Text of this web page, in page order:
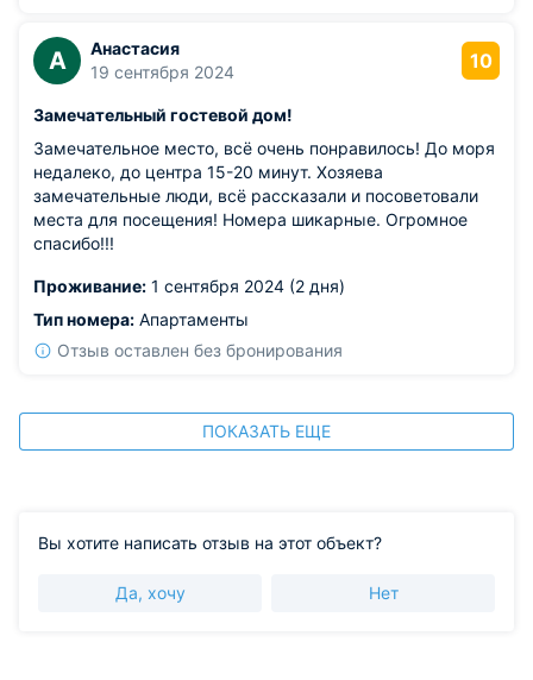
А
Анастасия
19 сентября 2024
10
Замечательный гостевой дом!
Замечательное место, всё очень понравилось! До моря
недалеко, до центра 15-20 минут. Хозяева
замечательные люди, всё рассказали и посоветовали
места для посещения! Номера шикарные. Огромное
спасибо!!!
Проживание: 1 сентября 2024 (2 дня)
Тип номера: Апартаменты
Отзыв оставлен без бронирования
ПОКАЗАТЬ ЕЩЕ
Вы хотите написать отзыв на этот объект?
Да, хочу Нет